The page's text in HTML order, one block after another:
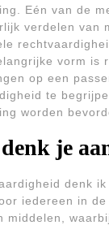
Eén van de
verdelen van
vorm is
op een
te
worden
je
denk
iedereen in
middelen,